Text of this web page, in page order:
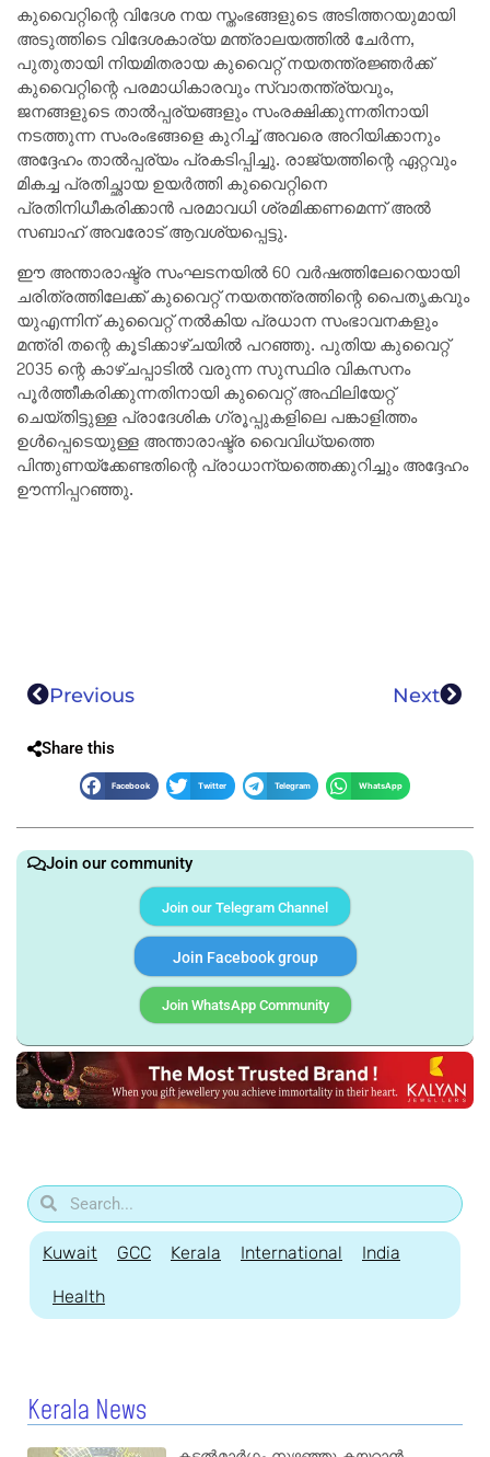
കുവൈറ്റിന്റെ വിദേശ നയ സ്തംഭങ്ങളുടെ അടിത്തറയുമായി
അടുത്തിടെ വിദേശകാര്യ മന്ത്രാലയത്തിൽ ചേർന്ന,
പുതുതായി നിയമിതരായ കുവൈറ്റ് നയതന്ത്രജ്ഞർക്ക്
കുവൈറ്റിന്റെ പരമാധികാരവും സ്വാതന്ത്ര്യവും,
ജനങ്ങളുടെ താൽപ്പര്യങ്ങളും സംരക്ഷിക്കുന്നതിനായി
നടത്തുന്ന സംരംഭങ്ങളെ കുറിച്ച് അവരെ അറിയിക്കാനും
അദ്ദേഹം താൽപ്പര്യം പ്രകടിപ്പിച്ചു. രാജ്യത്തിന്റെ ഏറ്റവും
മികച്ച പ്രതിച്ഛായ ഉയർത്തി കുവൈറ്റിനെ
പ്രതിനിധീകരിക്കാൻ പരമാവധി ശ്രമിക്കണമെന്ന് അൽ
സബാഹ് അവരോട് ആവശ്യപ്പെട്ടു.
ഈ അന്താരാഷ്ട്ര സംഘടനയിൽ 60 വർഷത്തിലേറെയായി
ചരിത്രത്തിലേക്ക് കുവൈറ്റ് നയതന്ത്രത്തിന്റെ പൈതൃകവും
യുഎന്നിന് കുവൈറ്റ് നൽകിയ പ്രധാന സംഭാവനകളും
മന്ത്രി തന്റെ കൂടിക്കാഴ്ചയിൽ പറഞ്ഞു. പുതിയ കുവൈറ്റ്
2035 ന്റെ കാഴ്ചപ്പാടിൽ വരുന്ന സുസ്ഥിര വികസനം
പൂർത്തീകരിക്കുന്നതിനായി കുവൈറ്റ് അഫിലിയേറ്റ്
ചെയ്തിട്ടുള്ള പ്രാദേശിക ഗ്രൂപ്പുകളിലെ പങ്കാളിത്തം
ഉൾപ്പെടെയുള്ള അന്താരാഷ്ട്ര വൈവിധ്യത്തെ
പിന്തുണയ്ക്കേണ്ടതിന്റെ പ്രാധാന്യത്തെക്കുറിച്ചും അദ്ദേഹം
ഊന്നിപ്പറഞ്ഞു.
Previous Next
Share this
Facebook Twitter Telegram WhatsApp
Join our community
Join our Telegram Channel
Join Facebook group
Join WhatsApp Community
Kuwait GCC Kerala International India
Health
Kerala News